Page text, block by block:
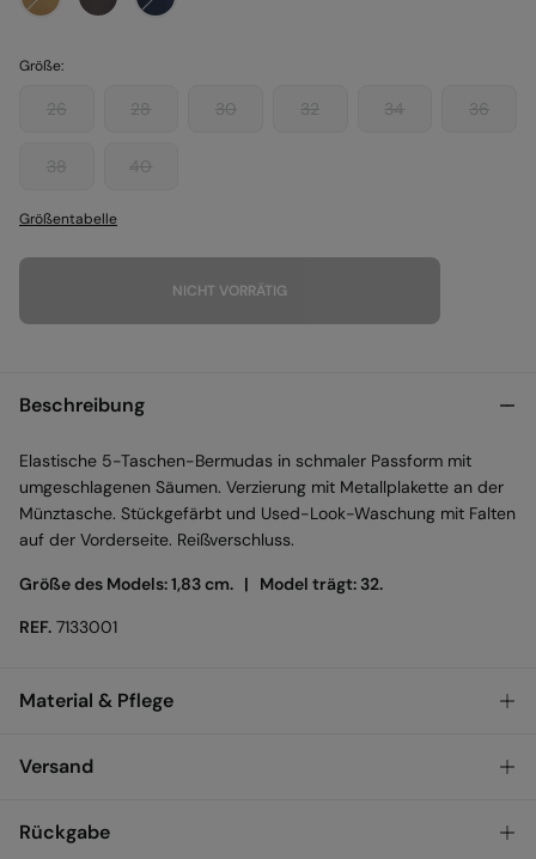
Größe:
26 28 30 32 34 36
38 40
Größentabelle
NICHT VORRÄTIG
Beschreibung
Elastische 5-Taschen-Bermudas in schmaler Passform mit
umgeschlagenen Säumen. Verzierung mit Metallplakette an der
Münztasche. Stückgefärbt und Used-Look-Waschung mit Falten
auf der Vorderseite. Reißverschluss.
Größe des Models: 1,83 cm. | Model trägt: 32.
REF. 7133001
Material & Pflege
Material
Versand
VERSAND ZU DIR NACH
HAUSE
Rückgabe